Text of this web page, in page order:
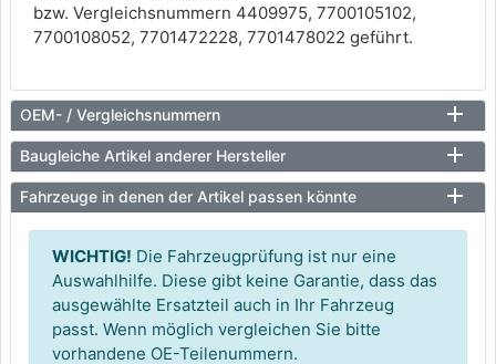
bzw. Vergleichsnummern 4409975, 7700105102,
7700108052, 7701472228, 7701478022 geführt.
OEM- / Vergleichsnummern
Baugleiche Artikel anderer Hersteller
Fahrzeuge in denen der Artikel passen könnte
WICHTIG! Die Fahrzeugprüfung ist nur eine
Auswahlhilfe. Diese gibt keine Garantie, dass das
ausgewählte Ersatzteil auch in Ihr Fahrzeug
passt. Wenn möglich vergleichen Sie bitte
vorhandene OE-Teilenummern.